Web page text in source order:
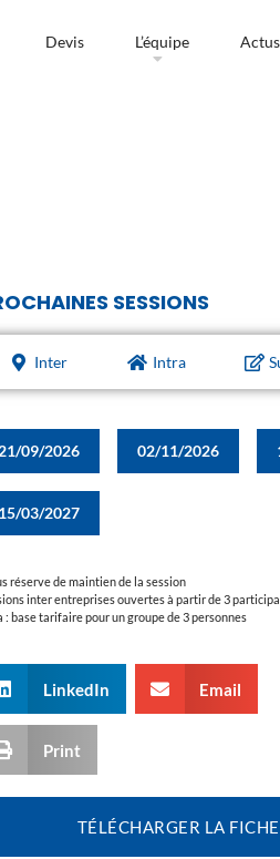
Devis L’équipe Actus
SESSIONS
Inter Intra
21/09/2026 02/11/2026
15/03/2027
réserve de maintien de la session
inter entreprises ouvertes à partir de 3
: base tarifaire pour un groupe de 3 personnes
LinkedIn Email
Print
TÉLÉCHARGER LA FICHE